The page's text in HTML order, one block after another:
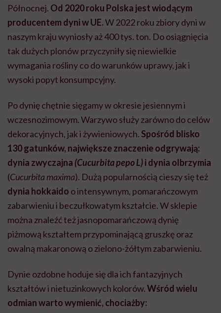
Północnej. Od 2020 roku Polska jest wiodącym
producentem dyni w UE.W 2022 roku zbiory dyni w
naszym kraju wyniosły aż 400 tys. ton. Do osiągnięcia
tak dużych plonów przyczyniły się niewielkie
wymagania rośliny co do warunków uprawy, jak i
wysoki popyt konsumpcyjny.
Po dynię chętnie sięgamy w okresie jesiennym i
wczesnozimowym. Warzywo służy zarówno do celów
dekoracyjnych, jak i żywieniowych. Spośród blisko
130 gatunków, największe znaczenie odgrywają:
dynia zwyczajna (Cucurbita pepo L)i dynia olbrzymia
(Cucurbita maxima). Dużą popularnością cieszy się też
dynia hokkaido o intensywnym, pomarańczowym
zabarwieniu i beczułkowatym kształcie. W sklepie
można znaleźć też jasnopomarańczową dynię
piżmową kształtem przypominającą gruszkę oraz
owalną makaronową o zielono-żółtym zabarwieniu.
Dynie ozdobne hoduje się dla ich fantazyjnych
kształtów i nietuzinkowych kolorów.Wśród wielu
odmian warto wymienić, chociażby: